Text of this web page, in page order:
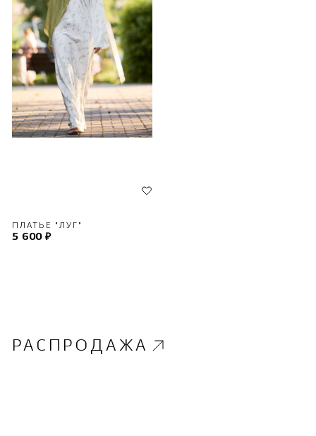
ПЛАТЬЕ "ЛУГ"
5 600 ₽
РАСПРОДАЖА